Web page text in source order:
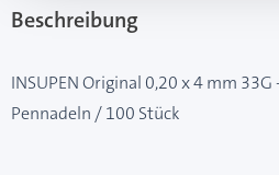
Beschreibung
INSUPEN Original 0,20 x 4 mm
Pennadeln / 100 Stück